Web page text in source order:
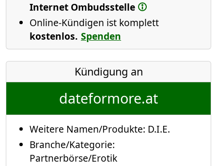
Internet Ombudsstelle
Online-Kündigen ist komplett
kostenlos. Spenden
Kündigung an
dateformore.at
Weitere Namen/Produkte: D.I.E.
Branche/Kategorie:
Partnerbörse/Erotik